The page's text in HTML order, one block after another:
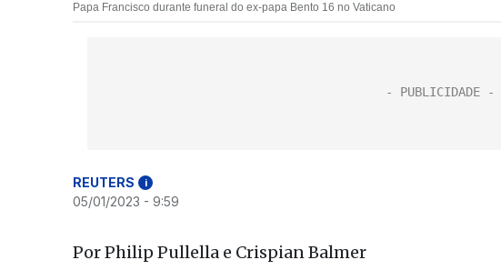
Papa Francisco durante funeral do ex-papa Bento 16 no Vaticano
REUTERS i
05/01/2023 - 9:59
Por Philip Pullella e Crispian Balmer